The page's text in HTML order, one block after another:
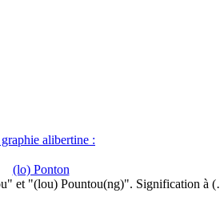
alibertine :
(lo) Ponton
et "(lou) Pountou(ng)". Signification à